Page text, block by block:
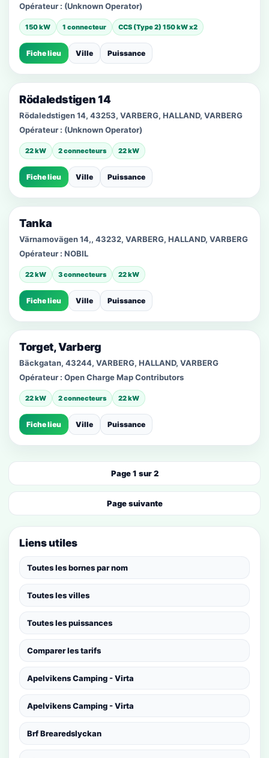
Opérateur : (Unknown Operator)
150 kW 1 connecteur CCS (Type 2) 150 kW x2
Fiche lieu Ville Puissance
Rödaledstigen 14
Rödaledstigen 14, 43253, VARBERG, HALLAND, VARBERG
Opérateur : (Unknown Operator)
22 kW 2 connecteurs 22 kW
Fiche lieu Ville Puissance
Tanka
Värnamovägen 14,, 43232, VARBERG, HALLAND, VARBERG
Opérateur : NOBIL
22 kW 3 connecteurs 22 kW
Fiche lieu Ville Puissance
Torget, Varberg
Bäckgatan, 43244, VARBERG, HALLAND, VARBERG
Opérateur : Open Charge Map Contributors
22 kW 2 connecteurs 22 kW
Fiche lieu Ville Puissance
Page 1 sur 2
Page suivante
Liens utiles
Toutes les bornes par nom
Toutes les villes
Toutes les puissances
Comparer les tarifs
Apelvikens Camping - Virta
Apelvikens Camping - Virta
Brf Brearedslyckan